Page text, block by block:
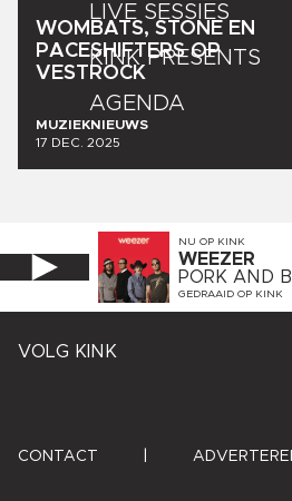
LIVE SESSIES
KINK PRESENTS
AGENDA
WOMBATS, STONE EN
PACESHIFTERS OP
VESTROCK
MUZIEKNIEUWS
17 DEC. 2025
NU OP KINK
WEEZER
PORK AND
GEDRAAID OP KINK
VOLG KINK
CONTACT